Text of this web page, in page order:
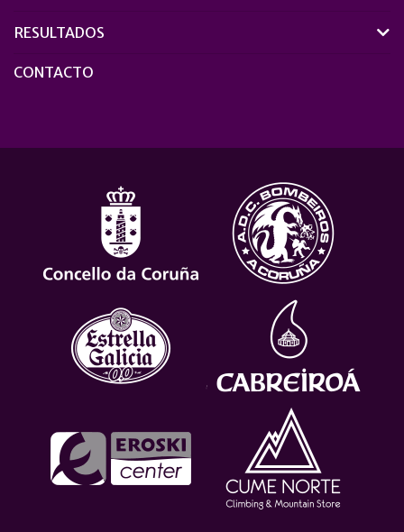
RESULTADOS
CONTACTO